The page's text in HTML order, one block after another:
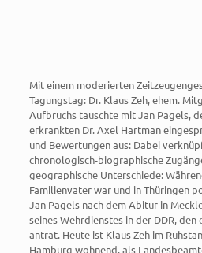
Mit einem moderierten
Tagungstag: Dr. Klaus Zeh, ehem.
Aufbruchs tauschte mit Jan Pagels,
erkrankten Dr. Axel Hartman
und Bewertungen aus: Dabei
chronologisch-biographische
geographische Unterschiede:
Familienvater war und in Thüringen
Jan Pagels nach dem Abitur in
seines Wehrdienstes in der DDR, den
antrat. Heute ist Klaus Zeh im
Hamburg wohnend, als